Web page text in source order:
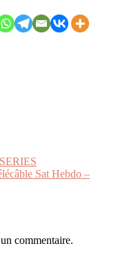
Sat Hebdo –
commentaire.